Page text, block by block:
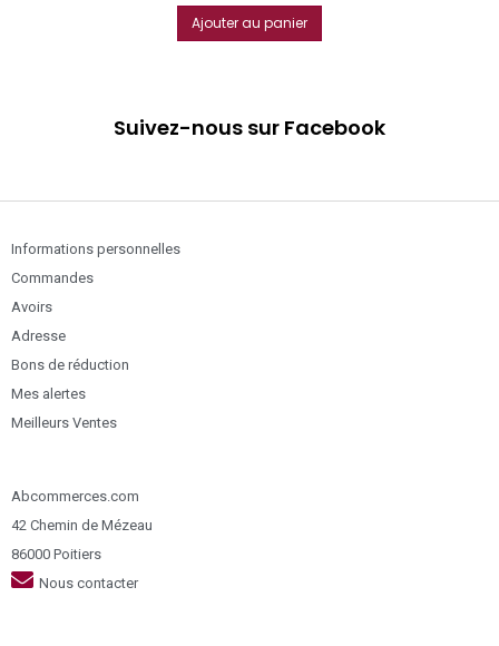
Ajouter au panier
Suivez-nous sur Facebook
Informations personnelles
Commandes
Avoirs
Adresse
Bons de réduction
Mes alertes
Meilleurs Ventes
Abcommerces.com
42 Chemin de Mézeau
86000 Poitiers
Nous contacter